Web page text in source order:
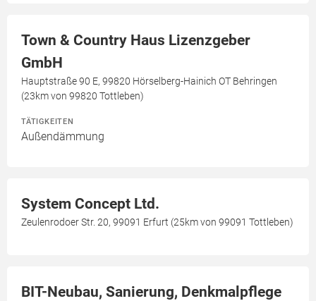
Town & Country Haus Lizenzgeber
GmbH
Hauptstraße 90 E, 99820 Hörselberg-Hainich OT Behringen
(23km von 99820 Tottleben)
TÄTIGKEITEN
Außendämmung
System Concept Ltd.
Zeulenrodoer Str. 20, 99091 Erfurt (25km von 99091 Tottleben)
BIT-Neubau, Sanierung, Denkmalpflege